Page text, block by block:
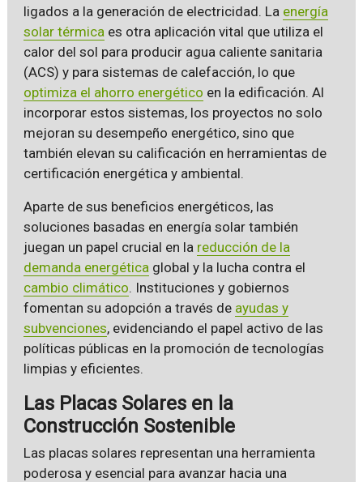
ligados a la generación de electricidad. La energía
solar térmica es otra aplicación vital que utiliza el
calor del sol para producir agua caliente sanitaria
(ACS) y para sistemas de calefacción, lo que
optimiza el ahorro energético en la edificación. Al
incorporar estos sistemas, los proyectos no solo
mejoran su desempeño energético, sino que
también elevan su calificación en herramientas de
certificación energética y ambiental.
Aparte de sus beneficios energéticos, las
soluciones basadas en energía solar también
juegan un papel crucial en la reducción de la
demanda energética global y la lucha contra el
cambio climático. Instituciones y gobiernos
fomentan su adopción a través de ayudas y
subvenciones, evidenciando el papel activo de las
políticas públicas en la promoción de tecnologías
limpias y eficientes.
Las Placas Solares en la
Construcción Sostenible
Las placas solares representan una herramienta
poderosa y esencial para avanzar hacia una